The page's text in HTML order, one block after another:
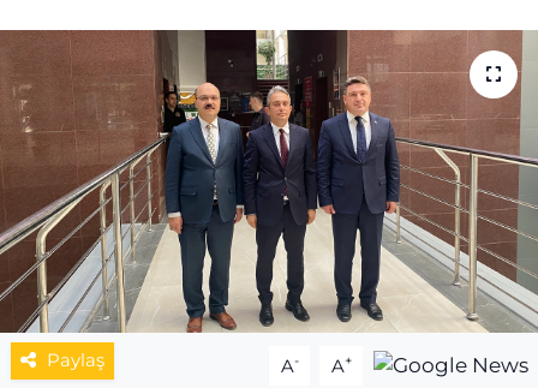
Paylaş A- A+
SPOR
MAGAZİN
ESKİŞEHİRSPOR